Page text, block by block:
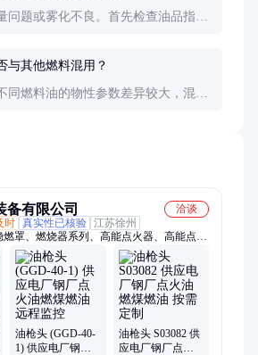
问题或雾化不良。首先检查油品指标
与其他燃料混用？
同燃料油的物性参数差异较大，混用
备有限公司
洽谈
时 真实性已核验 江苏徐州
燃罩、燃烧器系列、高能点火器、高能点火
火电缆、点火油枪、点火装置、油枪头组
检探头、火检放大器、视频探头、组合推进
油枪头 (GGD-40-
1) 供应电厂钢厂
油枪头 S03082 供
应电厂钢厂点火